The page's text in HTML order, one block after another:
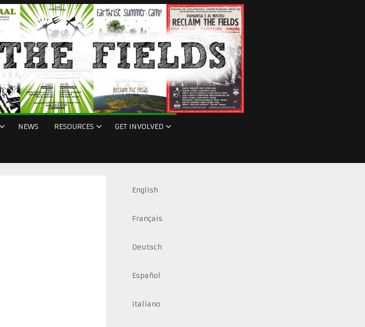
NEWS RESOURCES GET INVOLVED
English
Français
Deutsch
Español
Italiano